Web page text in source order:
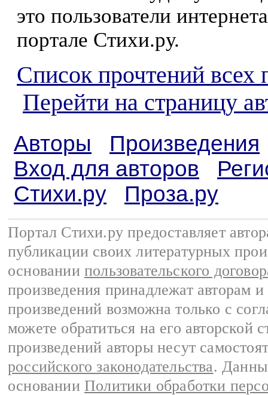
это пользователи
портале Стихи.ру.
Список прочтений всех
Перейти на страницу
Авторы
Произведения
Вход для авторов
Стихи.ру
Проза.ру
Портал Стихи.ру предоставляет
публикации своих литературных
основании пользовательского
произведения принадлежат авторам
произведений возможна только с
можете обратиться на его авторской
произведений авторы несут
российского законодательства.
основании Политики обработки